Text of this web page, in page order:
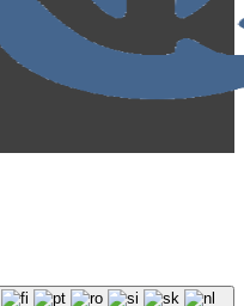
galaktika64.ru